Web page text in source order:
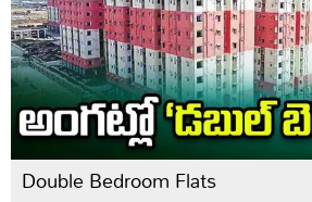
Double Bedroom Flats